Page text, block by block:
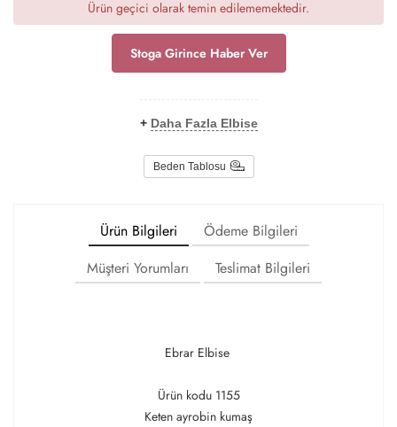
Ürün geçici olarak temin edilememektedir.
Stoga Girince Haber Ver
+ Daha Fazla Elbise
Beden Tablosu
Ürün Bilgileri
Ödeme Bilgileri
Müşteri Yorumları
Teslimat Bilgileri
Ebrar Elbise
Ürün kodu 1155
Keten ayrobin kumaş